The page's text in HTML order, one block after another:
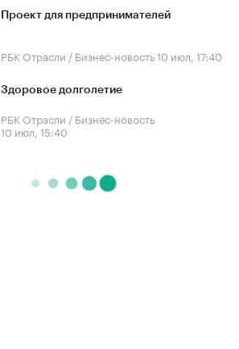
Проект для предпринимателей
РБК Отрасли / Бизнес-новость10 июл, 17:40
Здоровое долголетие
РБК Отрасли / Бизнес-новость
10 июл, 15:40